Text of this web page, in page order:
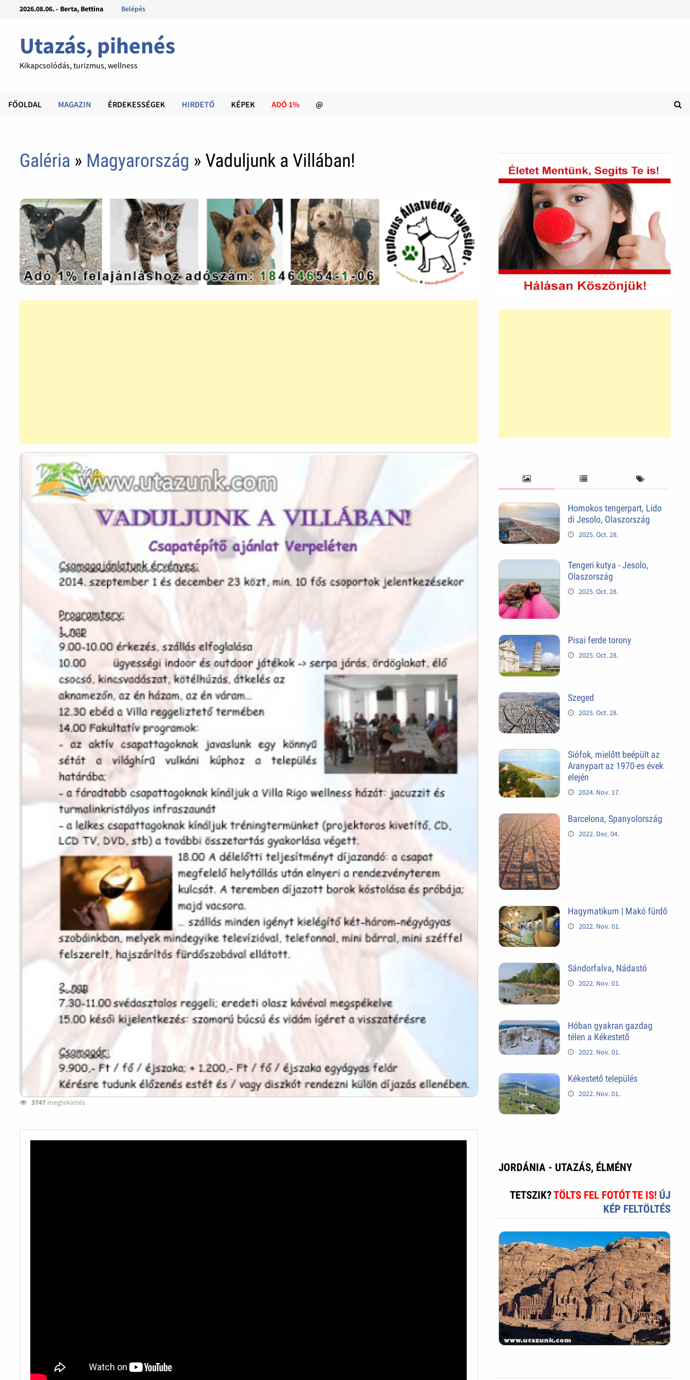
2026.08.06. - Berta, Bettina Belépés
Utazás, pihenés
Kikapcsolódás, turizmus, wellness
FŐOLDAL MAGAZIN ÉRDEKESSÉGEK HIRDETŐ KÉPEK ADÓ 1% @
Galéria » Magyarország » Vaduljunk a Villában!
3747 megtekintés
Homokos tengerpart, Lido
di Jesolo, Olaszország
2025. Oct. 28.
Tengeri kutya - Jesolo,
Olaszország
2025. Oct. 28.
Pisai ferde torony
2025. Oct. 28.
Szeged
2025. Oct. 28.
Siófok, mielőtt beépült az
Aranypart az 1970-es évek
elején
2024. Nov. 17.
Barcelona, Spanyolország
2022. Dec. 04.
Hagymatikum | Makó fürdő
2022. Nov. 01.
Sándorfalva, Nádastó
2022. Nov. 01.
Hóban gyakran gazdag
télen a Kékestető
2022. Nov. 01.
Kékestető település
2022. Nov. 01.
JORDÁNIA - UTAZÁS, ÉLMÉNY
TETSZIK?TÖLTS FEL FOTÓT TE IS! ÚJ
KÉP FELTÖLTÉS